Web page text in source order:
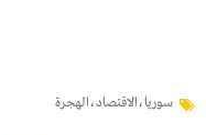
سوريا،الاقتصاد،الهجرة